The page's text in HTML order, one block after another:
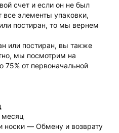
счет и если он не был
все элементы упаковки,
постиран, то мы вернем
или постиран, вы также
мы посмотрим на
75% от первоначальной
носки — Обмену и возврату